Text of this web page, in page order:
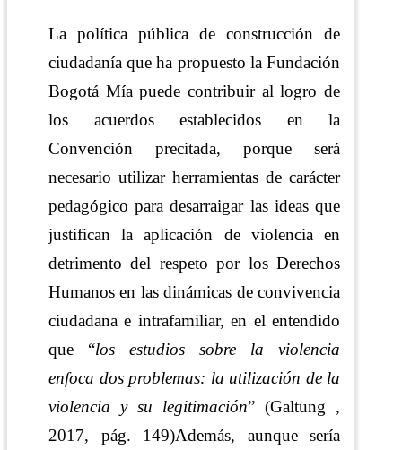
La política pública de construcción de
ciudadanía que ha propuesto la Fundación
Bogotá Mía puede contribuir al logro de
los acuerdos establecidos en la
Convención precitada, porque será
necesario utilizar herramientas de carácter
pedagógico para desarraigar las ideas que
justifican la aplicación de violencia en
detrimento del respeto por los Derechos
Humanos en las dinámicas de convivencia
ciudadana e intrafamiliar, en el entendido
que “los estudios sobre la violencia
enfoca dos problemas: la utilización de la
violencia y su legitimación” (Galtung ,
2017, pág. 149)Además, aunquesería